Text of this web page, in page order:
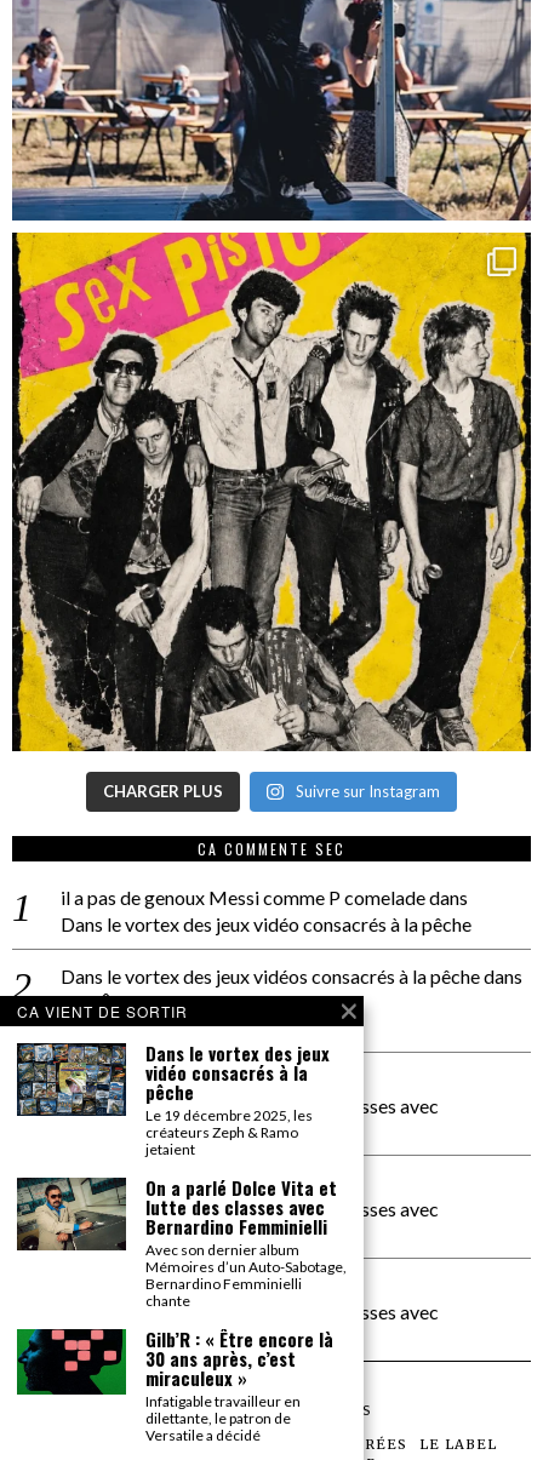
CHARGER PLUS Suivre sur Instagram
CA COMMENTE SEC
il a pas de genoux Messi comme P comeladedans
Dans le vortex des jeux vidéo consacrés à la pêche
Dans le vortex des jeux vidéos consacrés à la pêchedans
PACÔME THIELLEMENT
La séance d’Hip Gnose
La Patrie
dans
On a parlé Dolce Vita et lutte des classes avec
Bernardino Femminielli
carte noire negra à l'o tiededans
On a parlé Dolce Vita et lutte des classes avec
Bernardino Femminielli
moise et son mascarédans
On a parlé Dolce Vita et lutte des classes avec
Bernardino Femminielli
©2026TOUS DROITS RÉSERVÉS
LES ARTICLES LE MAGAZINE LES SOIRÉES
LE LABEL
CA VIENT DE SORTIR
Dans le vortex des jeux
vidéo consacrés à la
pêche
Le 19 décembre 2025, les
créateurs Zeph & Ramo
jetaient
On a parlé Dolce Vita et
lutte des classes avec
Bernardino Femminielli
Avec son dernier album
Mémoires d’un Auto-Sabotage,
Bernardino Femminielli
chante
Gilb’R : « Être encore là
30 ans après, c’est
miraculeux »
Infatigable travailleur en
dilettante, le patron de
Versatile a décidé